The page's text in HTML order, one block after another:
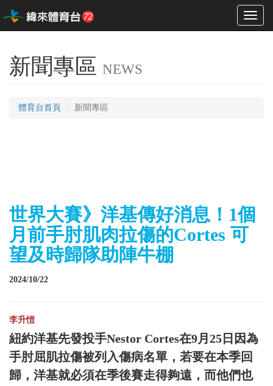
Toggle
新聞專區 NEWS
體育台首頁 新聞專區
世界大賽》洋基傳好消息！1個
月前手肘肌肉拉傷的Cortes 可
望及時歸隊助陣牛棚
2024/10/22
李升愷
紐約洋基先發投手Nestor Cortes在9月25日因為
手肘屈肌拉傷被列入傷病名單，若要在本季回
歸，洋基就必須在季後賽走得夠遠，而他們也